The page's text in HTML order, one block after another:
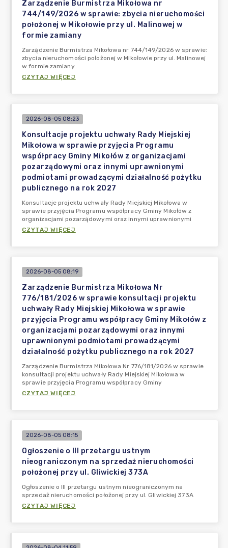
Zarządzenie Burmistrza Mikołowa nr
744/149/2026 w sprawie: zbycia nieruchomości
położonej w Mikołowie przy ul. Malinowej w
formie zamiany
Zarządzenie Burmistrza Mikołowa nr 744/149/2026 w sprawie:
zbycia nieruchomości położonej w Mikołowie przy ul. Malinowej
w formie zamiany
CZYTAJ WIĘCEJ
2026-08-05 08:23
Konsultacje projektu uchwały Rady Miejskiej
Mikołowa w sprawie przyjęcia Programu
współpracy Gminy Mikołów z organizacjami
pozarządowymi oraz innymi uprawnionymi
podmiotami prowadzącymi działalność pożytku
publicznego na rok 2027
Konsultacje projektu uchwały Rady Miejskiej Mikołowa w
sprawie przyjęcia Programu współpracy Gminy Mikołów z
organizacjami pozarządowymi oraz innymi uprawnionymi
CZYTAJ WIĘCEJ
2026-08-05 08:19
Zarządzenie Burmistrza Mikołowa Nr
776/181/2026 w sprawie konsultacji projektu
uchwały Rady Miejskiej Mikołowa w sprawie
przyjęcia Programu współpracy Gminy Mikołów z
organizacjami pozarządowymi oraz innymi
uprawnionymi podmiotami prowadzącymi
działalność pożytku publicznego na rok 2027
Zarządzenie Burmistrza Mikołowa Nr 776/181/2026 w sprawie
konsultacji projektu uchwały Rady Miejskiej Mikołowa w
sprawie przyjęcia Programu współpracy Gminy
CZYTAJ WIĘCEJ
2026-08-05 08:15
Ogłoszenie o III przetargu ustnym
nieograniczonym na sprzedaż nieruchomości
położonej przy ul. Gliwickiej 373A
Ogłoszenie o III przetargu ustnym nieograniczonym na
sprzedaż nieruchomości położonej przy ul. Gliwickiej 373A
CZYTAJ WIĘCEJ